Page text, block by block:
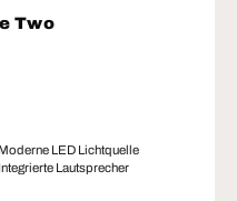
Two
Moderne LED Lichtquelle
Integrierte Lautsprecher